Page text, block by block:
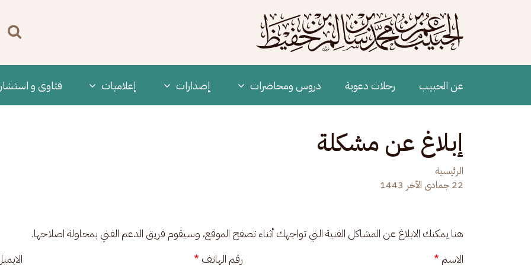
Main navigation
عن الحبيب رحلات دعوية دروس ومحاضرات ‫إصدارات إعلاميات فتاوى و
إبلاغ عن مشكلة
الرئيسية
22 جمادى الآخر 1443
هنا يمكنك الابلاغ عن المشاكل الفنية التي تواجهك أثناء تصفح الموقع، وسيقوم فريق الدعم الفني بمحاولة اصلاحها.
الاسم
رقم الهاتف